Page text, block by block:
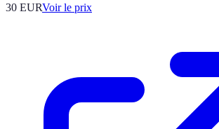
30 EURVoir le prix